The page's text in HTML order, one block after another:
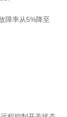
障率从5%降至